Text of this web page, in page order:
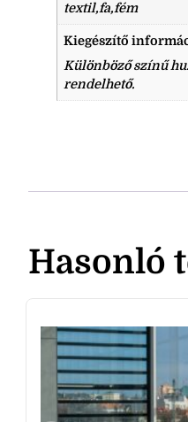
textil,fa,fém
Kiegészítő
Különböző színű
rendelhető.
Hasonló